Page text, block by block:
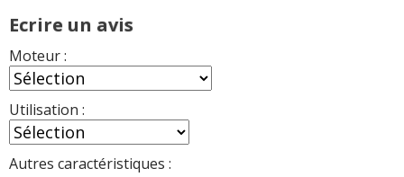
Ecrire un avis
Moteur :
Utilisation :
Autres caractéristiques :